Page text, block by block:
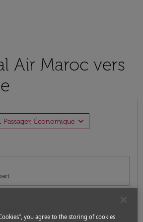
Air Maroc vers
Passager, Économique expand_more
you agree to the storing of cookies